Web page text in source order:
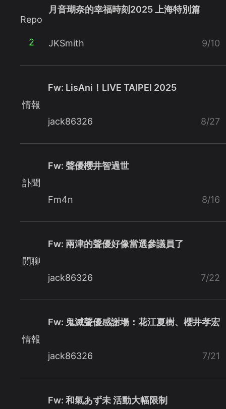
Repo
2
月音瑚奈的幸福時刻2025 上海特別篇
JKSmith 9/10
情報
Fw: LisAni！LIVE TAIPEI 2025
jack86326 8/27
訃聞
Fw: 聲優櫻井智過世
Fm4n 8/16
閒聊
Fw: 兩津的聲優好像當選參議員了
jack86326 7/22
情報
Fw: 鬼滅聲優感謝場：花江夏樹、櫻井孝宏
jack86326 7/21
Fw: 和氣あず未 活動大幅限制